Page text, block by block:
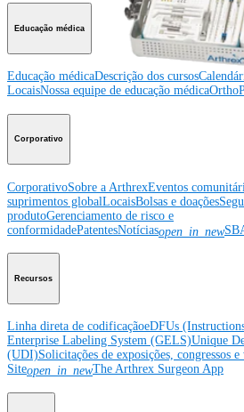
Educação médica
Educação médicaDescrição dos cursos
LocaisNossa equipe de educação médica
Corporativo
CorporativoSobre a ArthrexEventos
suprimentos globalLocaisBolsas e doações
produtoGerenciamento de risco e
conformidadePatentesNotíciasopen_in_new
Recursos
Linha direta de codificaçãoeDFUs
Enterprise Labeling System (GELS)Unique
(UDI)Solicitações de exposições, congressos
Siteopen_in_newThe Arthrex Surgeon App